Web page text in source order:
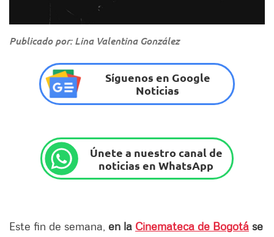
Publicado por: Lina Valentina González
Síguenos en Google
Noticias
Únete a nuestro canal de
noticias en WhatsApp
Este fin de semana, en la Cinemateca de Bogotá se